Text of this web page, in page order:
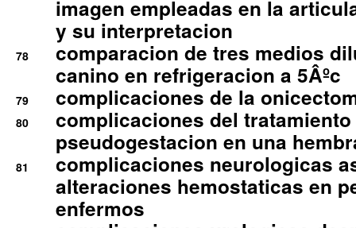
imagen empleadas en la
y su interpretacion
78
comparacion de tres medios
canino en refrigeracion a 5Âºc
79 complicaciones de la
80
complicaciones del
pseudogestacion en una
81
complicaciones neurologicas
alteraciones hemostaticas en
enfermos